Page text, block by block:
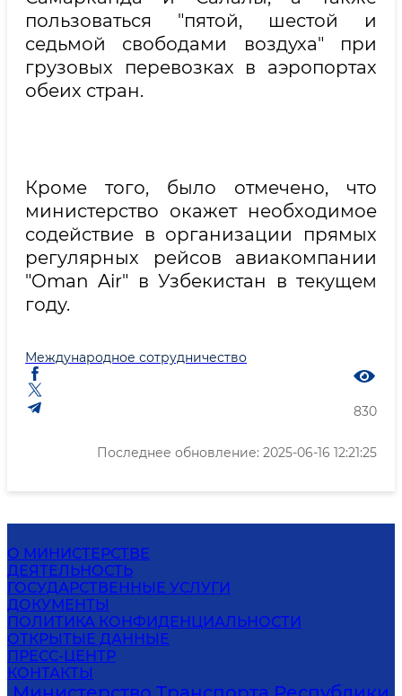
пользоваться "пятой, шестой и
седьмой свободами воздуха" при
грузовых перевозках в аэропортах
обеих стран.
Кроме того, было отмечено, что
министерство окажет необходимое
содействие в организации прямых
регулярных рейсов авиакомпании
"Oman Air" в Узбекистан в текущем
году.
Международное сотрудничество
830
Последнее обновление: 2025-06-16 12:21:25
О МИНИСТЕРСТВЕ
ДЕЯТЕЛЬНОСТЬ
ГОСУДАРСТВЕННЫЕ УСЛУГИ
ДОКУМЕНТЫ
ПОЛИТИКА КОНФИДЕНЦИАЛЬНОСТИ
ОТКРЫТЫЕ ДАННЫЕ
ПРЕСС-ЦЕНТР
КОНТАКТЫ